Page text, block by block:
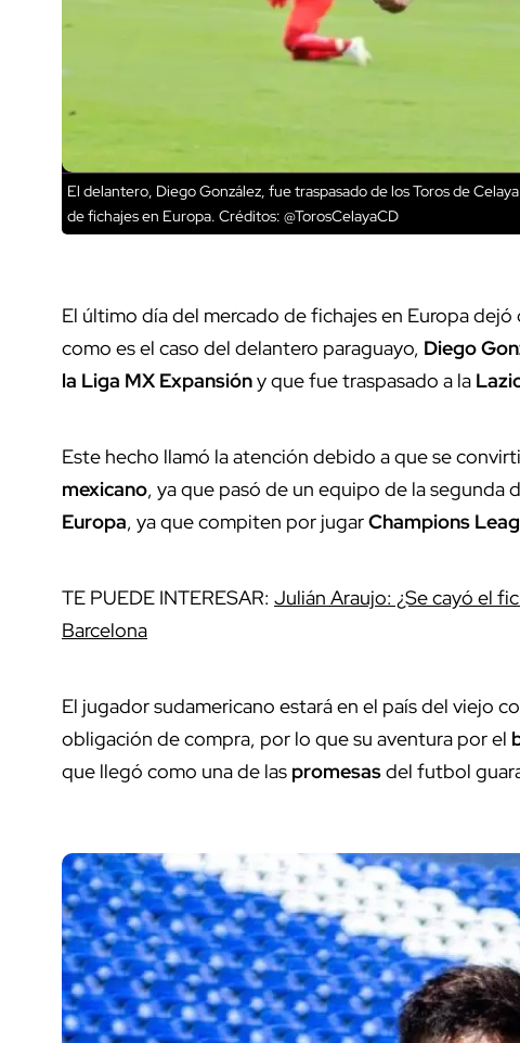
El delantero, Diego González, fue traspasado de los Toros de
de fichajes en Europa. Créditos: @TorosCelayaCD
El último día del mercado de fichajes en Europa
como es el caso del delantero paraguayo, Diego
la Liga MX Expansióny que fue traspasado a la
Este hecho llamó la atención debido a que se
mexicano, ya que pasó de un equipo de la segunda
Europa, ya que compiten por jugarChampions
TE PUEDE INTERESAR: Julián Araujo: ¿Se cayó el
Barcelona
El jugador sudamericano estará en el país del viejo
obligación de compra, por lo que su aventura por el
que llegó como una de las promesasdel futbol